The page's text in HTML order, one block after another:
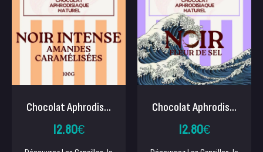
Chocolat Aphrodis...
12.80€
Chocolat Aphrodis...
12.80€